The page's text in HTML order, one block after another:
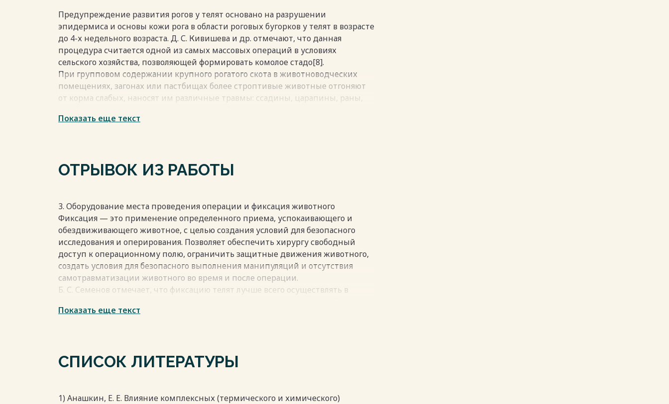
Предупреждение развития рогов у телят основано на разрушении
эпидермиса и основы кожи рога в области роговых бугорков у телят в возрасте
до 4-х недельного возраста. Д. С. Кивишева и др. отмечают, что данная
процедура считается одной из самых массовых операций в условиях
сельского хозяйства, позволяющей формировать комолое стадо[8].
При групповом содержании крупного рогатого скота в животноводческих
помещениях, загонах или пастбищах более строптивые животные отгоняют
от корма слабых, наносят им различные травмы: ссадины, царапины, раны,
кишки, способствующие развитию гематом, абсцессов, флегмон,
молока, мяса, субпродуктов, шкур, возможна преждевременная выбраковка и
заостряют концевую часть рога, что вызывает особую опасность для других
животных и обслуживающего персонала, поэтому возникает необходимость
проведения декорнуации[4].
Весь текст будет доступенпосле покупки
Показать еще текст
ОТРЫВОК ИЗ РАБОТЫ
3. Оборудование места проведения операции и фиксация животного
Фиксация — это применение определенного приема, успокаивающего и
обездвиживающего животное, с целью создания условий для безопасного
исследования и оперирования. Позволяет обеспечить хирургу свободный
доступ к операционному полю, ограничить защитные движения животного,
создать условия для безопасного выполнения манипуляций и отсутствия
самотравматизации животного во время и после операции.
Б. С. Семенов отмечает, что фиксацию телят лучше всего осуществлять в
Особого оборудования место проведения операции не требует.
Показать еще текст
СПИСОК ЛИТЕРАТУРЫ
1) Анашкин, Е. Е. Влияние комплексных (термического и химического)